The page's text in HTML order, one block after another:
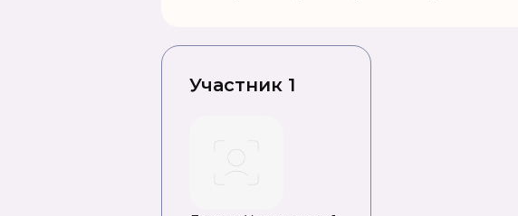
Участник 1